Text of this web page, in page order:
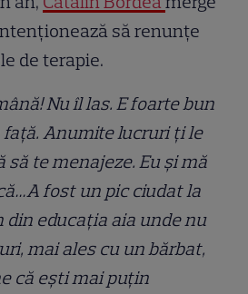
să renunțe
de terapie.
Nu îl las. E foarte bun
Anumite lucruri ți le
să te menajeze. Eu și mă
fost un pic ciudat la
din educația aia unde nu
mai ales cu un bărbat,
că ești mai puțin